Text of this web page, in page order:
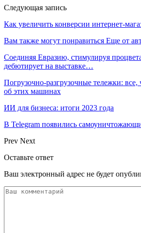
Следующая запись
Как увеличить конверсии интернет-
Вам также могут понравиться Еще от
Соединяя Евразию, стимулируя
дебютирует на выставке…
Погрузочно-разгрузочные тележки:
об этих машинах
ИИ для бизнеса: итоги 2023 года
В Telegram появились
Prev Next
Оставьте ответ
Ваш электронный адрес не будет